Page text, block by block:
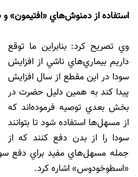
استفاده از دمنوش‌هاي «افتيمون»
وي تصريح کرد: بنابراين ما توقع
داريم بيماري‌هاي ناشي از افزايش
سودا در اين مقطع از سال افزايش
پيدا کند به همين دليل حضرت در
بخش بعدي توصيه فرموده‌اند که
از مسهل‌ها استفاده شود تا بتوانند
سودا را از بدن دفع کنند که از
جمله مسهل‌هاي مفيد براي دفع
«اسطوخودوس» اشاره کرد.